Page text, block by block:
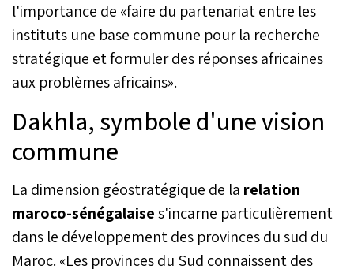
l'importance de «faire du partenariat entre les
instituts une base commune pour la recherche
stratégique et formuler des réponses africaines
aux problèmes africains».
Dakhla, symbole d'une vision
commune
La dimension géostratégique de la relation
maroco-sénégalaises'incarne particulièrement
dans le développement des provinces du sud du
Maroc. «Les provinces du Sud connaissent des